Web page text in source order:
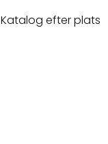
Katalog efter plats